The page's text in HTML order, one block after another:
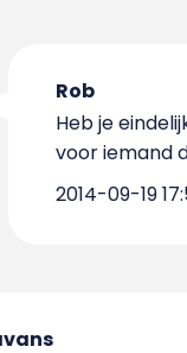
Rob
Heb je
voor iemand
2014-09-19